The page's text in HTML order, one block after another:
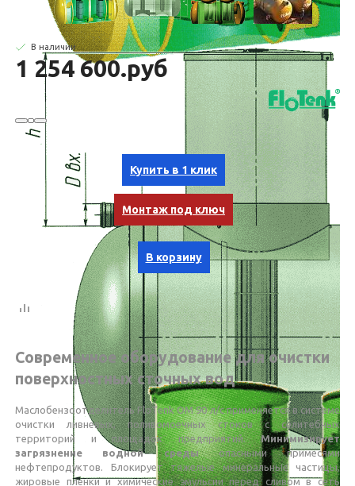
В наличии
1 254 600.руб
Купить в 1 клик
Монтаж под ключ
В корзину
Современное оборудование для очистки
поверхностных сточных вод
Маслобензоотделитель FloTenk OM 90 л/c применяется в системе
очистки ливневых, поливомоечных стоков с селитебных
территорий и площадок предприятий.Минимизирует
загрязнение водной средыопасными примесями
нефтепродуктов. Блокирует тяжелые минеральные частицы,
жировые пленки и химические эмульсии перед сливом в сеть